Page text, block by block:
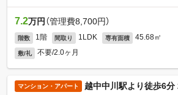
7.2万円 （管理費8,700円）
階数 1階 間取り 1LDK 専有面積 45.68㎡
敷/礼 不要/2.0ヶ月
マンション・アパート 越中中川駅より徒歩6